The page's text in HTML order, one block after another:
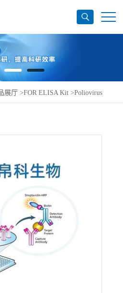
展厅 >FOR ELISA Kit >Poliovirus